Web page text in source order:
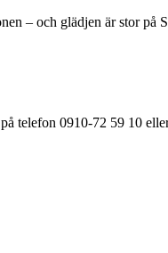
telefon 0910-72 59 10
– och glädjen är stor på